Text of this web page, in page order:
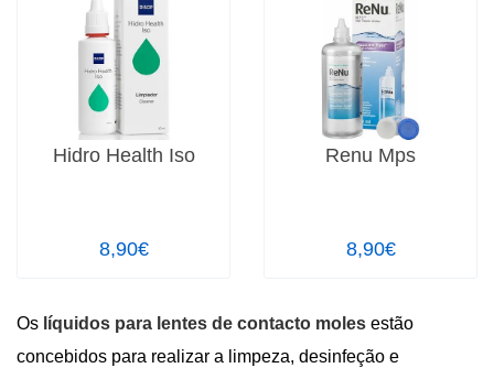
Hidro Health Iso
8,90€
Renu Mps
8,90€
Os líquidos para lentes de contacto moles estão
concebidos para realizar a limpeza, desinfeção e